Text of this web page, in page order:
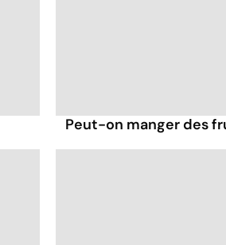
Peut-on manger des